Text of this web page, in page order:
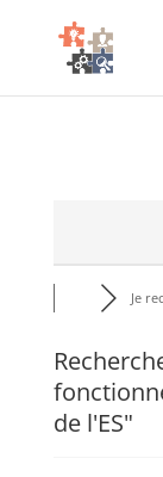
Je
de l'ES"